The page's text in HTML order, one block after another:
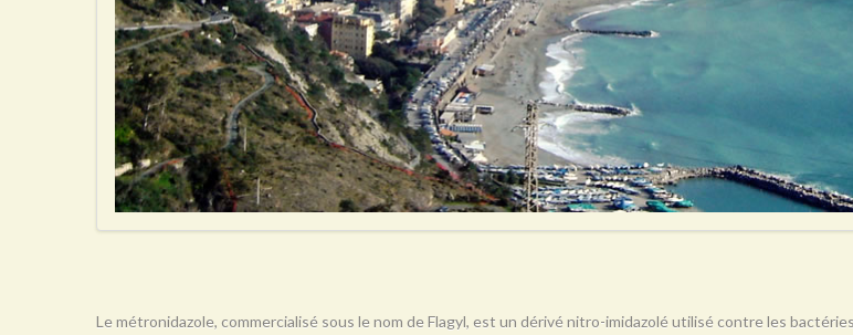
Le métronidazole, commercialisé sous le nom de Flagyl, est un dérivé nitro-imidazolé utilisé contre les